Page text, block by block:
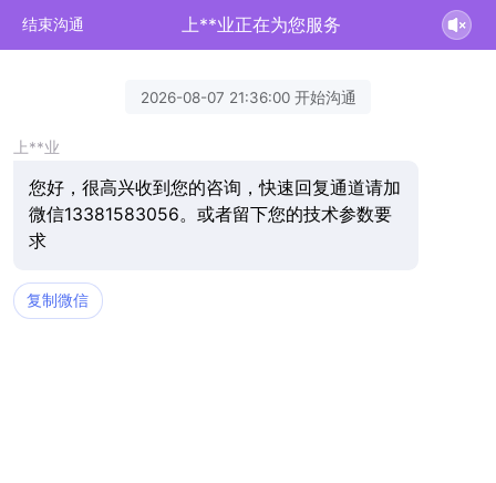
结束沟通 上**业正在为您服务
2026-08-07 21:36:00 开始沟通
上**业
您好，很高兴收到您的咨询，快速回复通道请加
微信13381583056。或者留下您的技术参数要
求
复制微信